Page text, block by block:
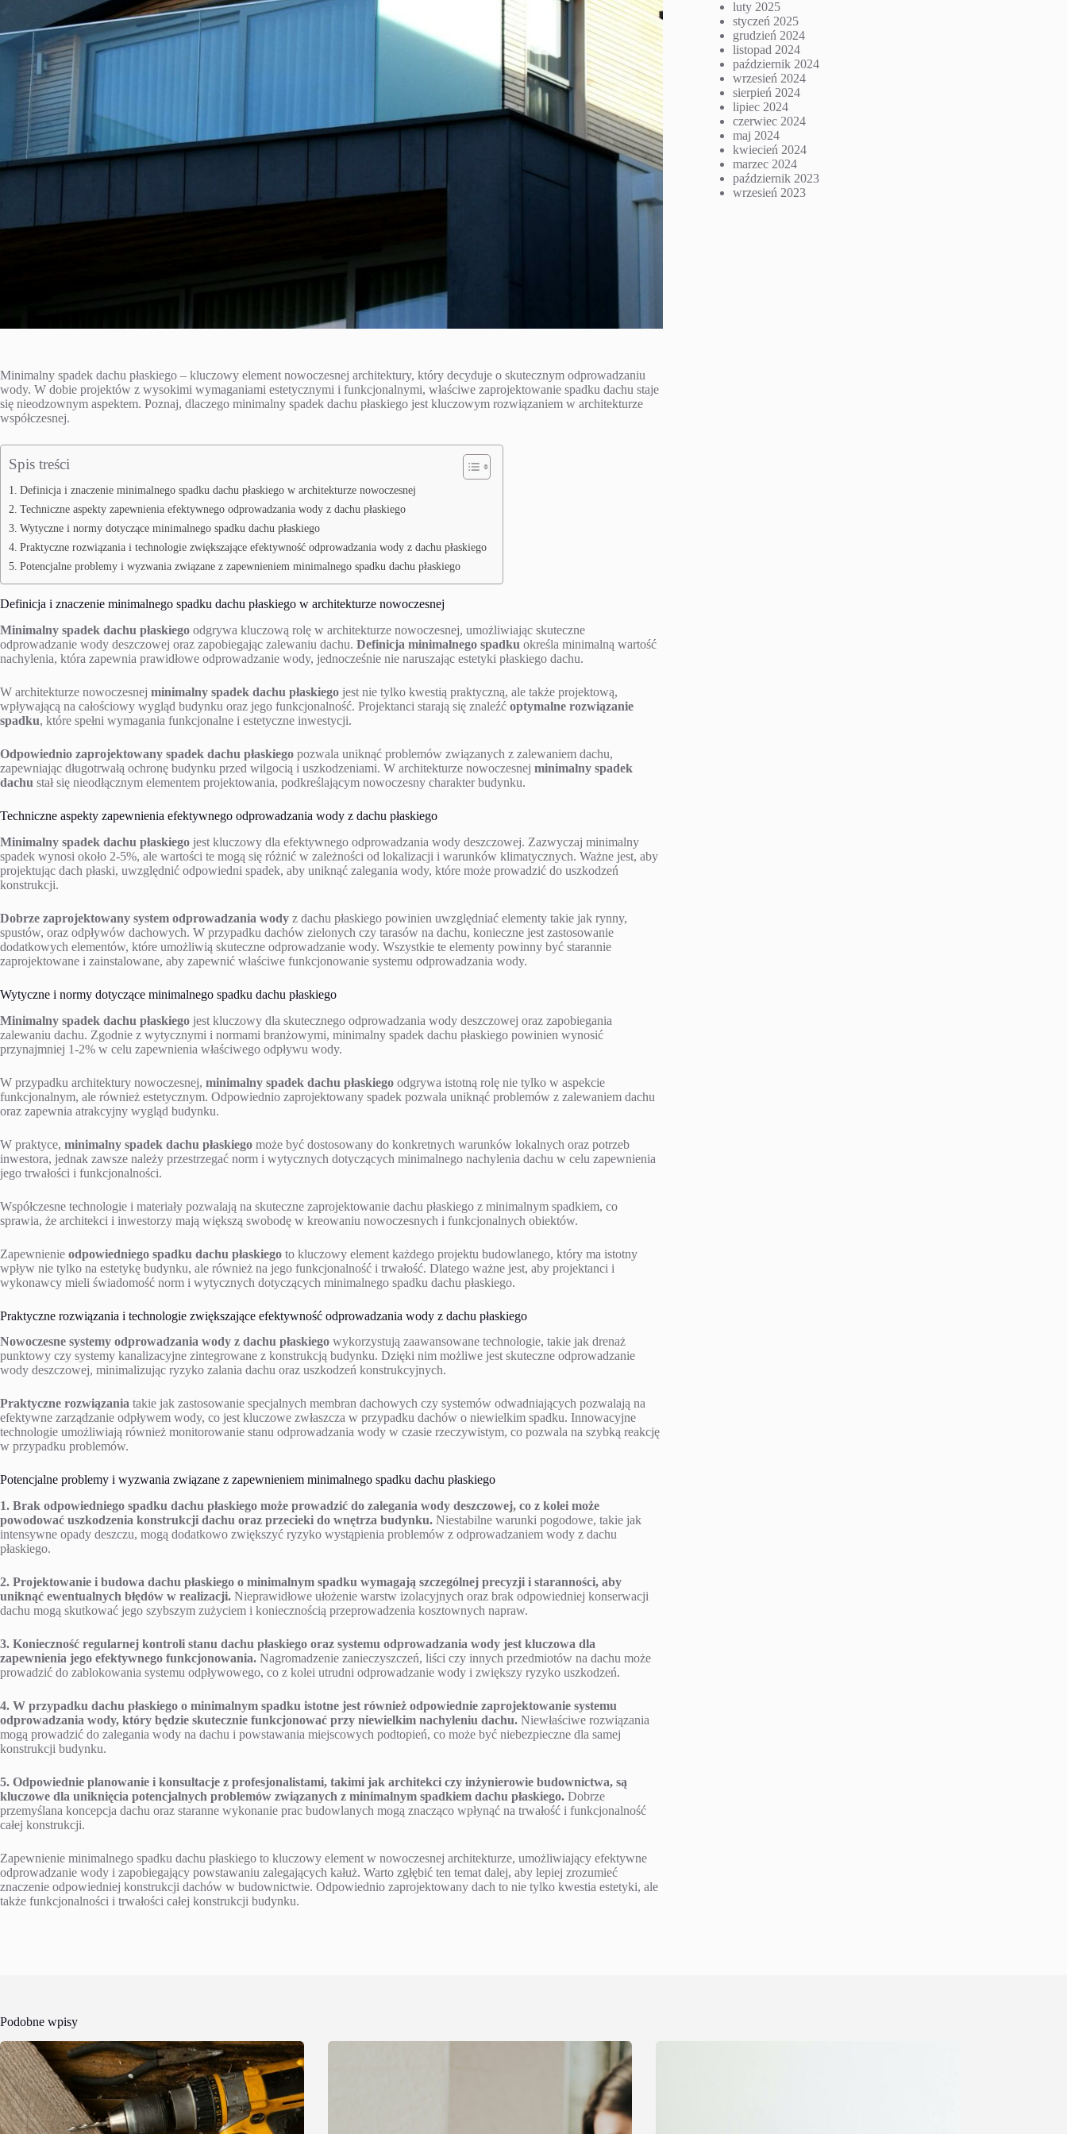
Minimalny spadek dachu płaskiego – kluczowy element nowoczesnej architektury, który decyduje o skutecznym odprowadzaniu
wody. W dobie projektów z wysokimi wymaganiami estetycznymi i funkcjonalnymi, właściwe zaprojektowanie spadku dachu staje
się nieodzownym aspektem. Poznaj, dlaczego minimalny spadek dachu płaskiego jest kluczowym rozwiązaniem w architekturze
współczesnej.
Spis treści
Definicja i znaczenie minimalnego spadku dachu płaskiego w architekturze nowoczesnej
Techniczne aspekty zapewnienia efektywnego odprowadzania wody z dachu płaskiego
Wytyczne i normy dotyczące minimalnego spadku dachu płaskiego
Praktyczne rozwiązania i technologie zwiększające efektywność odprowadzania wody z dachu płaskiego
Potencjalne problemy i wyzwania związane z zapewnieniem minimalnego spadku dachu płaskiego
Definicja i znaczenie minimalnego spadku dachu płaskiego w architekturze nowoczesnej
Minimalny spadek dachu płaskiego odgrywa kluczową rolę w architekturze nowoczesnej, umożliwiając skuteczne
odprowadzanie wody deszczowej oraz zapobiegając zalewaniu dachu. Definicja minimalnego spadku określa minimalną wartość
nachylenia, która zapewnia prawidłowe odprowadzanie wody, jednocześnie nie naruszając estetyki płaskiego dachu.
W architekturze nowoczesnej minimalny spadek dachu płaskiego jest nie tylko kwestią praktyczną, ale także projektową,
wpływającą na całościowy wygląd budynku oraz jego funkcjonalność. Projektanci starają się znaleźć optymalne rozwiązanie
spadku, które spełni wymagania funkcjonalne i estetyczne inwestycji.
Odpowiednio zaprojektowany spadek dachu płaskiego pozwala uniknąć problemów związanych z zalewaniem dachu,
zapewniając długotrwałą ochronę budynku przed wilgocią i uszkodzeniami. W architekturze nowoczesnej minimalny spadek
dachu stał się nieodłącznym elementem projektowania, podkreślającym nowoczesny charakter budynku.
Techniczne aspekty zapewnienia efektywnego odprowadzania wody z dachu płaskiego
Minimalny spadek dachu płaskiego jest kluczowy dla efektywnego odprowadzania wody deszczowej. Zazwyczaj minimalny
spadek wynosi około 2-5%, ale wartości te mogą się różnić w zależności od lokalizacji i warunków klimatycznych. Ważne jest, aby
projektując dach płaski, uwzględnić odpowiedni spadek, aby uniknąć zalegania wody, które może prowadzić do uszkodzeń
konstrukcji.
Dobrze zaprojektowany system odprowadzania wody z dachu płaskiego powinien uwzględniać elementy takie jak rynny,
spustów, oraz odpływów dachowych. W przypadku dachów zielonych czy tarasów na dachu, konieczne jest zastosowanie
dodatkowych elementów, które umożliwią skuteczne odprowadzanie wody. Wszystkie te elementy powinny być starannie
zaprojektowane i zainstalowane, aby zapewnić właściwe funkcjonowanie systemu odprowadzania wody.
Wytyczne i normy dotyczące minimalnego spadku dachu płaskiego
Minimalny spadek dachu płaskiego jest kluczowy dla skutecznego odprowadzania wody deszczowej oraz zapobiegania
zalewaniu dachu. Zgodnie z wytycznymi i normami branżowymi, minimalny spadek dachu płaskiego powinien wynosić
przynajmniej 1-2% w celu zapewnienia właściwego odpływu wody.
W przypadku architektury nowoczesnej, minimalny spadek dachu płaskiego odgrywa istotną rolę nie tylko w aspekcie
funkcjonalnym, ale również estetycznym. Odpowiednio zaprojektowany spadek pozwala uniknąć problemów z zalewaniem dachu
oraz zapewnia atrakcyjny wygląd budynku.
W praktyce, minimalny spadek dachu płaskiego może być dostosowany do konkretnych warunków lokalnych oraz potrzeb
inwestora, jednak zawsze należy przestrzegać norm i wytycznych dotyczących minimalnego nachylenia dachu w celu zapewnienia
jego trwałości i funkcjonalności.
Współczesne technologie i materiały pozwalają na skuteczne zaprojektowanie dachu płaskiego z minimalnym spadkiem, co
sprawia, że architekci i inwestorzy mają większą swobodę w kreowaniu nowoczesnych i funkcjonalnych obiektów.
Zapewnienie odpowiedniego spadku dachu płaskiego to kluczowy element każdego projektu budowlanego, który ma istotny
wpływ nie tylko na estetykę budynku, ale również na jego funkcjonalność i trwałość. Dlatego ważne jest, aby projektanci i
wykonawcy mieli świadomość norm i wytycznych dotyczących minimalnego spadku dachu płaskiego.
Praktyczne rozwiązania i technologie zwiększające efektywność odprowadzania wody z dachu płaskiego
Nowoczesne systemy odprowadzania wody z dachu płaskiego wykorzystują zaawansowane technologie, takie jak drenaż
punktowy czy systemy kanalizacyjne zintegrowane z konstrukcją budynku. Dzięki nim możliwe jest skuteczne odprowadzanie
wody deszczowej, minimalizując ryzyko zalania dachu oraz uszkodzeń konstrukcyjnych.
Praktyczne rozwiązania takie jak zastosowanie specjalnych membran dachowych czy systemów odwadniających pozwalają na
efektywne zarządzanie odpływem wody, co jest kluczowe zwłaszcza w przypadku dachów o niewielkim spadku. Innowacyjne
technologie umożliwiają również monitorowanie stanu odprowadzania wody w czasie rzeczywistym, co pozwala na szybką reakcję
w przypadku problemów.
Potencjalne problemy i wyzwania związane z zapewnieniem minimalnego spadku dachu płaskiego
1. Brak odpowiedniego spadku dachu płaskiego może prowadzić do zalegania wody deszczowej, co z kolei może
powodować uszkodzenia konstrukcji dachu oraz przecieki do wnętrza budynku. Niestabilne warunki pogodowe, takie jak
intensywne opady deszczu, mogą dodatkowo zwiększyć ryzyko wystąpienia problemów z odprowadzaniem wody z dachu
płaskiego.
2. Projektowanie i budowa dachu płaskiego o minimalnym spadku wymagają szczególnej precyzji i staranności, aby
uniknąć ewentualnych błędów w realizacji. Nieprawidłowe ułożenie warstw izolacyjnych oraz brak odpowiedniej konserwacji
dachu mogą skutkować jego szybszym zużyciem i koniecznością przeprowadzenia kosztownych napraw.
3. Konieczność regularnej kontroli stanu dachu płaskiego oraz systemu odprowadzania wody jest kluczowa dla
zapewnienia jego efektywnego funkcjonowania. Nagromadzenie zanieczyszczeń, liści czy innych przedmiotów na dachu może
prowadzić do zablokowania systemu odpływowego, co z kolei utrudni odprowadzanie wody i zwiększy ryzyko uszkodzeń.
4. W przypadku dachu płaskiego o minimalnym spadku istotne jest również odpowiednie zaprojektowanie systemu
odprowadzania wody, który będzie skutecznie funkcjonować przy niewielkim nachyleniu dachu. Niewłaściwe rozwiązania
mogą prowadzić do zalegania wody na dachu i powstawania miejscowych podtopień, co może być niebezpieczne dla samej
konstrukcji budynku.
5. Odpowiednie planowanie i konsultacje z profesjonalistami, takimi jak architekci czy inżynierowie budownictwa, są
kluczowe dla uniknięcia potencjalnych problemów związanych z minimalnym spadkiem dachu płaskiego. Dobrze
przemyślana koncepcja dachu oraz staranne wykonanie prac budowlanych mogą znacząco wpłynąć na trwałość i funkcjonalność
całej konstrukcji.
Zapewnienie minimalnego spadku dachu płaskiego to kluczowy element w nowoczesnej architekturze, umożliwiający efektywne
odprowadzanie wody i zapobiegający powstawaniu zalegających kałuż. Warto zgłębić ten temat dalej, aby lepiej zrozumieć
znaczenie odpowiedniej konstrukcji dachów w budownictwie. Odpowiednio zaprojektowany dach to nie tylko kwestia estetyki, ale
także funkcjonalności i trwałości całej konstrukcji budynku.
luty 2025
styczeń 2025
grudzień 2024
listopad 2024
październik 2024
wrzesień 2024
sierpień 2024
lipiec 2024
czerwiec 2024
maj 2024
kwiecień 2024
marzec 2024
październik 2023
wrzesień 2023
Podobne wpisy